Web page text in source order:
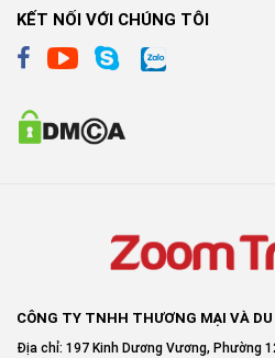
KẾT NỐI VỚI CHÚNG TÔI
CÔNG TY TNHH THƯƠNG MẠI VÀ
Địa chỉ: 197 Kinh Dương Vương, Phường